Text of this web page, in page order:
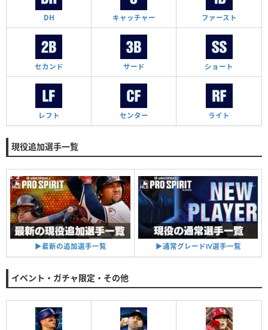
DH キャッチャー ファースト
セカンド サード ショート
レフト センター ライト
現役追加選手一覧
▶︎最新の追加選手一覧 ▶︎通常グレードⅣ選手一覧
イベント・ガチャ限定・その他